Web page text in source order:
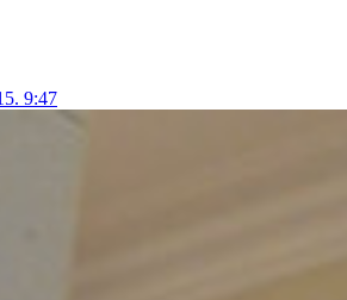
9:47